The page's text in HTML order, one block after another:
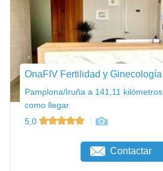
OnaFIV Fertilidad y Ginecología
Pamplona/Iruña a 141,11
como llegar
5,0
Contactar